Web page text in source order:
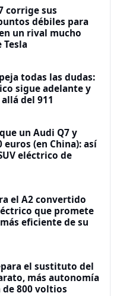
corrige sus
débiles para
un rival mucho
Tesla
todas las dudas:
sigue adelante y
del 911
un Audi Q7 y
euros (en China): así
eléctrico de
el A2 convertido
que promete
eficiente de su
el sustituto del
más autonomía
800 voltios